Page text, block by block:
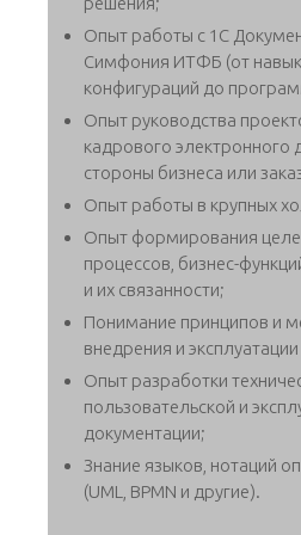
Опыт работы с 1С
Симфония ИТФБ (от
конфигураций до
Опыт руководства
кадрового электронного
стороны бизнеса или
Опыт работы в крупных
Опыт формирования
процессов, бизнес-
и их связанности;
Понимание принципов и
внедрения и
Опыт разработки
пользовательской и
документации;
Знание языков, нотаций
(UML, BPMN и другие).